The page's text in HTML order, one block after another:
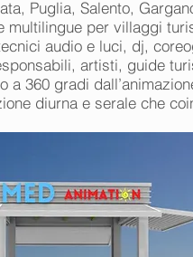
Puglia, Salento,
multilingue per villaggi
audio e luci, dj,
artisti, guide
a 360 gradi
diurna e serale che